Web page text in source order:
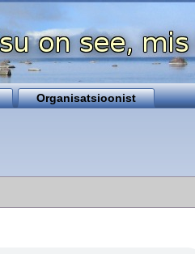
Organisatsioonist